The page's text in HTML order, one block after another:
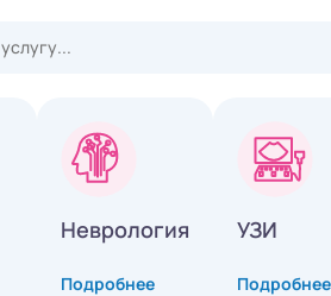
Неврология
Подробнее
УЗИ
Подробнее